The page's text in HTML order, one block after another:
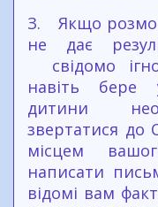
З. Якщо
не дає
свідомо
навіть бере
дитини
звертатися до
місцем
написати
відомі вам